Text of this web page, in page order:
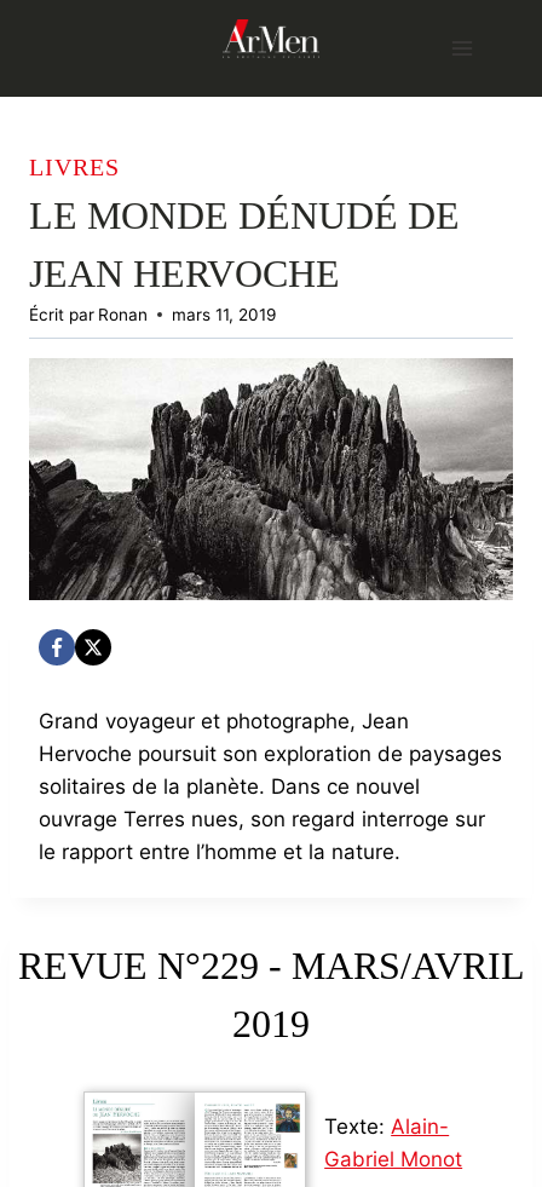
LIVRES
LE MONDE DÉNUDÉ DE
JEAN HERVOCHE
Écrit par Ronan mars 11, 2019
Grand voyageur et photographe, Jean
Hervoche poursuit son exploration de paysages
solitaires de la planète. Dans ce nouvel
ouvrage Terres nues, son regard interroge sur
le rapport entre l’homme et la nature.
REVUE N°229 - MARS/AVRIL
2019
Texte: Alain-
Gabriel Monot